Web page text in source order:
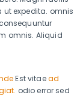
expedita. omnis
omnis. Aliquid
Est vitaead
odio error sed